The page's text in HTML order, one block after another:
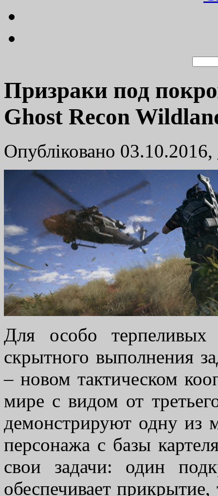
Призраки под
Ghost Recon
Опубліковано 03.10.2016,
Для особо терпеливых
скрытного выполнения
– новом тактическом
мире с видом от
демонстрируют одну из
персонажа с базы
свои задачи: один
обеспечивает